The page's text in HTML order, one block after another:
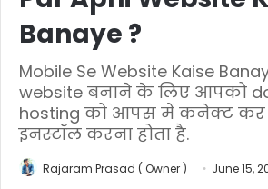
Banaye ?
Mobile Se Website Kaise
website बनाने के लिए आपको
hosting को आपस में कनेक्ट कर
इनस्टॉल करना होता है.
Rajaram Prasad ( Owner )
June 15,